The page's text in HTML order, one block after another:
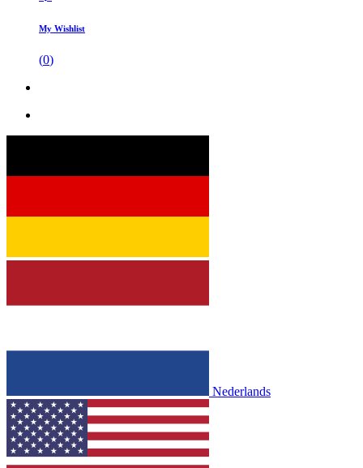
My Wishlist
(0)
Nederlands